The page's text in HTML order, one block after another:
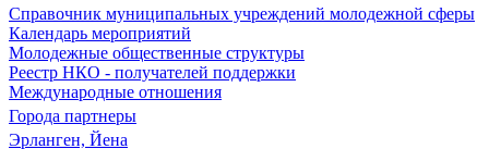
Справочник муниципальных учреждений молодежной сферы
Календарь мероприятий
Молодежные общественные структуры
Реестр НКО - получателей поддержки
Международные отношения
Города партнеры
Эрланген, Йена